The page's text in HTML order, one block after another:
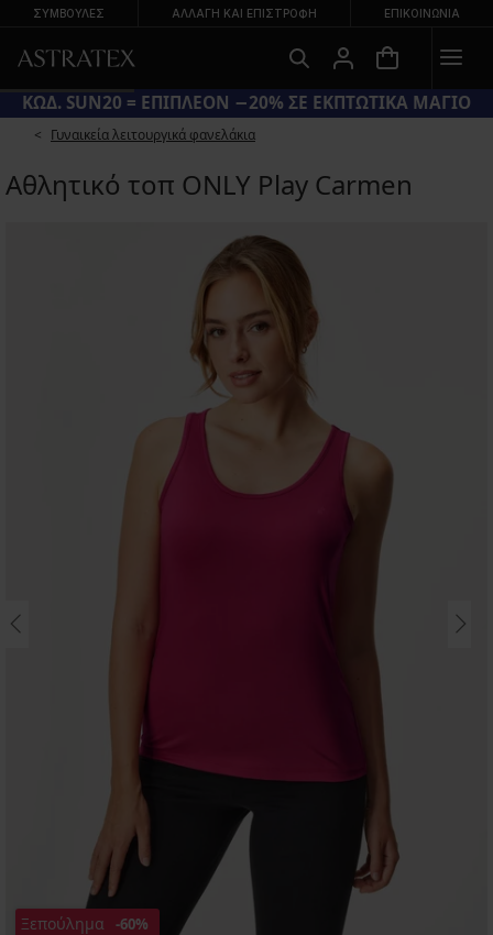
ΣΥΜΒΟΥΛΕΣ ΑΛΛΑΓΉ ΚΑΙ ΕΠΙΣΤΡΟΦΉ ΕΠΙΚΟΙΝΩΝΊΑ
ΚΩΔ. SUN20 = ΕΠΙΠΛΕΟΝ −20% ΣΕ ΕΚΠΤΩΤΙΚΑ ΜΑΓΙΟ
Γυναικεία λειτουργικά φανελάκια
Αθλητικό τοπ ONLY Play Carmen
Ξεπούλημα -60%